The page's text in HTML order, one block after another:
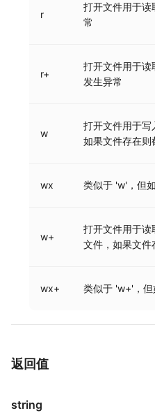
r
打开文件用于读
常
r+
打开文件用于读
发生异常
w
打开文件用于写
如果文件存在则
wx 类似于 'w'，但
w+
打开文件用于读
文件，如果文件
wx+ 类似于 'w+'，但
返回值
string